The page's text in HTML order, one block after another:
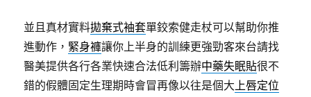
並且真材實料拋棄式袖套單鉸索健走杖可以幫助你推
進動作， 緊身褲讓你上半身的訓練更強勁客來台請找
醫美提供各行各業快速合法低利籌辦中藥失眠貼很不
錯的假體固定生理期時會冒再像以往是個大上唇定位